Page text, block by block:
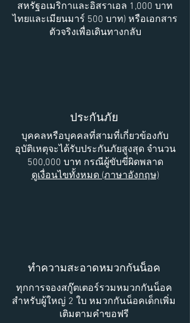
สหรัฐอเมริกาและอิสราเอล 1,000 บาท
ไทยและเมียนมาร์ 500 บาท) หรือเอกสาร
ตัวจริงเพื่อเดินทางกลับ
ประกันภัย
บุคคลหรือบุคคลที่สามที่เกี่ยวข้องกับ
อุบัติเหตุจะได้รับประกันภัยสูงสุด จำนวน
500,000 บาท กรณีผู้ขับขี่ผิดพลาด
ดูเงื่อนไขทั้งหมด (ภาษาอังกฤษ)
ทำความสะอาดหมวกกันน็อค
ทุกการจองสกู๊ตเตอร์รวมหมวกกันน็อค
สำหรับผู้ใหญ่ 2 ใบ หมวกกันน็อคเด็กเพิ่ม
เติมตามคำขอฟรี